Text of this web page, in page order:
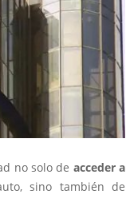
no solo de acceder a
sino también de